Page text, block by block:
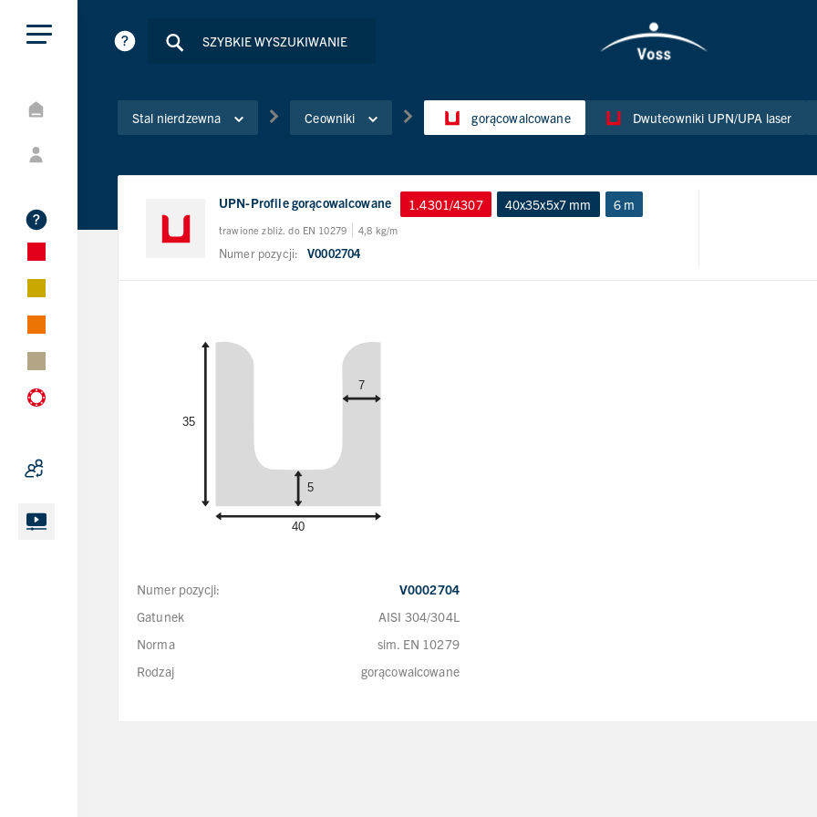
Stal nierdzewna Ceowniki gorącowalcowane Dwuteowniki UPN/UPA laser
UPN-Profile gorącowalcowane 1.4301/4307 40x35x5x7 mm 6 m
trawione zbliż. do EN 10279 4,8 kg/m
Numer pozycji: V0002704
Numer pozycji:
V0002704
Gatunek
AISI 304/304L
Norma
sim. EN 10279
Rodzaj
gorącowalcowane